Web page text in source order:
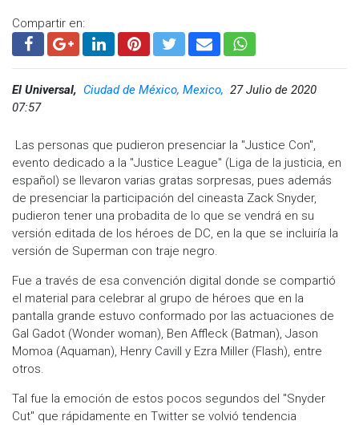
Compartir en:
El Universal, Ciudad de México, Mexico, 27 Julio de 2020
07:57
Las personas que pudieron presenciar la "Justice Con",
evento dedicado a la "Justice League" (Liga de la justicia, en
español) se llevaron varias gratas sorpresas, pues además
de presenciar la participación del cineasta Zack Snyder,
pudieron tener una probadita de lo que se vendrá en su
versión editada de los héroes de DC, en la que se incluiría la
versión de Superman con traje negro.
Fue a través de esa convención digital donde se compartió
el material para celebrar al grupo de héroes que en la
pantalla grande estuvo conformado por las actuaciones de
Gal Gadot (Wonder woman), Ben Affleck (Batman), Jason
Momoa (Aquaman), Henry Cavill y Ezra Miller (Flash), entre
otros.
Tal fue la emoción de estos pocos segundos del "Snyder
Cut" que rápidamente en Twitter se volvió tendencia